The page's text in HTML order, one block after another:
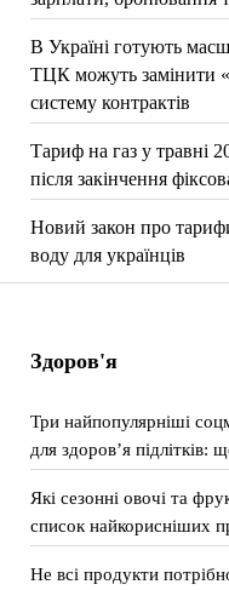
В Україні готують
ТЦК можуть замінити
систему контрактів
Тариф на газ у травні
після закінчення
Новий закон про
воду для українців
Здоров'я
Три найпопулярніші
для здоров’я підлітків:
Які сезонні овочі та
список найкорисніших
Не всі продукти